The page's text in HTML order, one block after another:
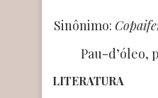
Sinônimo:
Pau-d’óleo,
LITERATURA